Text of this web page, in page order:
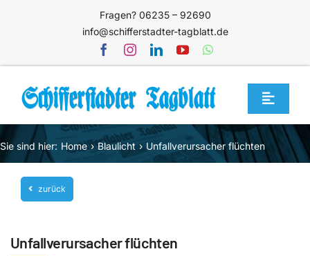
Fragen? 06235 – 92690
info@schifferstadter-tagblatt.de
Toggle
Home
Themen
Blog
Service
Sie sind hier: Home Blaulicht Unfallverursacher flüchten
zurück
Unfallverursacher flüchten